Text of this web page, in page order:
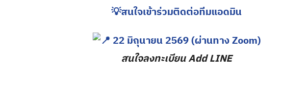
💡สนใจเข้าร่วมติดต่อทีมแอดมิน
22 มิถุนายน 2569 (ผ่านทาง Zoom)
สนใจลงทะเบียน Add LINE